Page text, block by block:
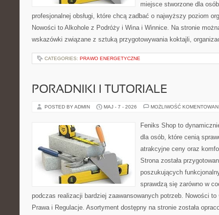
miejsce stworzone dla
profesjonalnej obsługi, które chcą zadbać o najwyższy poziom
Nowości to Alkohole z Podróży i Wina i Winnice. Na stronie
wskazówki związane z sztuką przygotowywania koktajli,
CATEGORIES: PRAWO ENERGETYCZNE
PORADNIKI I TUTORIALE
POSTED BY ADMIN MAJ - 7 - 2026 MOŻLIWOŚĆ
Feniks Shop to
dla osób, które cenią
atrakcyjne ceny oraz
Strona została
poszukujących
sprawdzą się zarówno w
podczas realizacji bardziej zaawansowanych potrzeb. Nowości
Prawa i Regulacje. Asortyment dostępny na stronie została